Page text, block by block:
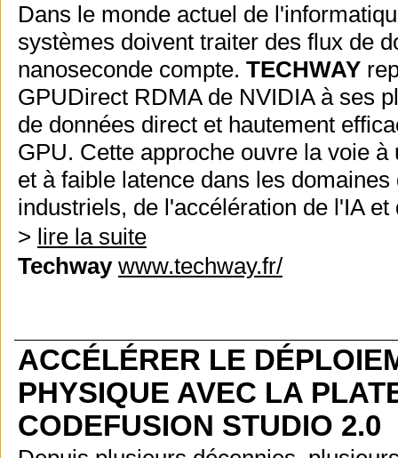
Dans le monde actuel de
systèmes doivent traiter des flux de
nanoseconde compte. TECHWAY
GPUDirect RDMA de NVIDIA à ses
de données direct et hautement
GPU. Cette approche ouvre la voie
et à faible latence dans les
industriels, de l'accélération de l'IA
> lire la suite
Techway www.techway.fr/
ACCÉLÉRER LE
PHYSIQUE AVEC LA
CODEFUSION STUDIO 2.0